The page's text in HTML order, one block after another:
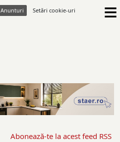
Anunturi Setări cookie-uri ≡
Abonează-te la acest feed RSS